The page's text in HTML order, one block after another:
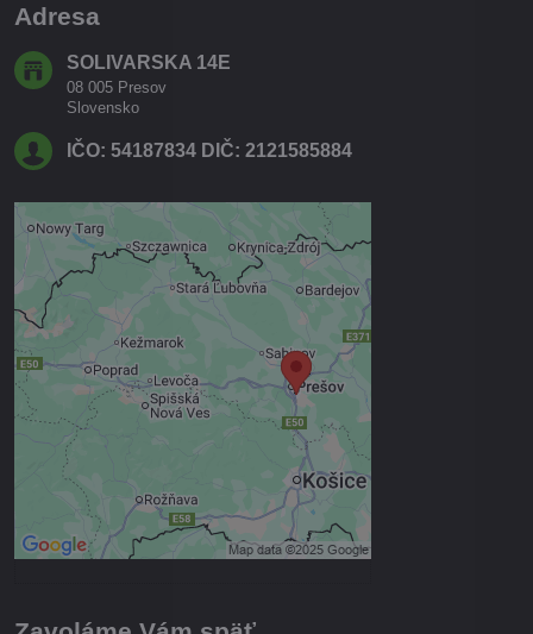
Adresa
SOLIVARSKA 14E
08 005 Presov
Slovensko
IČO: 54187834 DIČ: 2121585884
Externý obsah je blokovaný
Voľbami súkromia
Prajete si načítať externý obsah?
Povoliť tentokrát
Povoliť a zapamätať - súhlas s
druhom cookie: Funkčné
Otvoriť obsah v novom okne